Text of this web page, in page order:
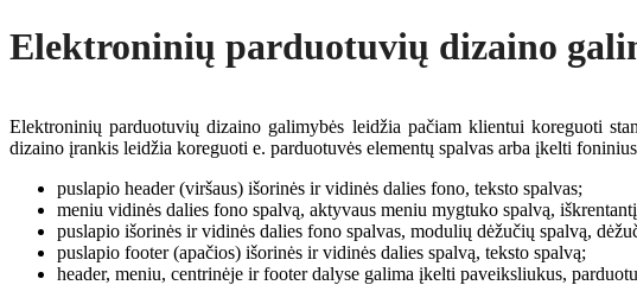
Elektroninių parduotuvių dizaino
Elektroninių parduotuvių dizaino galimybės leidžia pačiam klientui koreguoti
dizaino įrankis leidžia koreguoti e. parduotuvės elementų spalvas arba įkelti
puslapio header (viršaus) išorinės ir vidinės dalies fono, teksto spalvas;
meniu vidinės dalies fono spalvą, aktyvaus meniu mygtuko spalvą,
puslapio išorinės ir vidinės dalies fono spalvas, modulių dėžučių spalvą,
puslapio footer (apačios) išorinės ir vidinės dalies spalvą, teksto spalvą;
header, meniu, centrinėje ir footer dalyse galima įkelti paveiksliukus,